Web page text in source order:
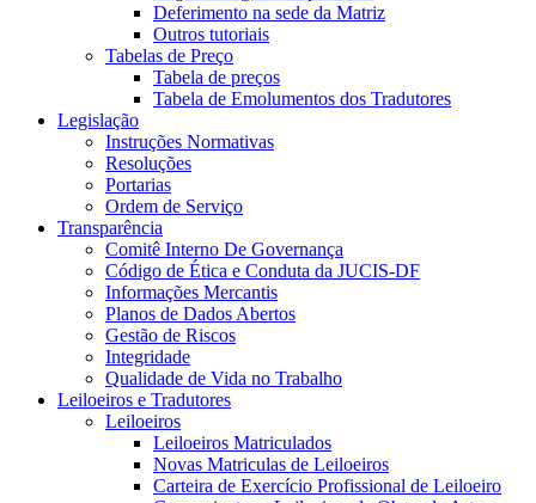
Deferimento na sede da Matriz
Outros tutoriais
Tabelas de Preço
Tabela de preços
Tabela de Emolumentos dos Tradutores
Legislação
Instruções Normativas
Resoluções
Portarias
Ordem de Serviço
Transparência
Comitê Interno De Governança
Código de Ética e Conduta da JUCIS-DF
Informações Mercantis
Planos de Dados Abertos
Gestão de Riscos
Integridade
Qualidade de Vida no Trabalho
Leiloeiros e Tradutores
Leiloeiros
Leiloeiros Matriculados
Novas Matriculas de Leiloeiros
Carteira de Exercício Profissional de Leiloeiro